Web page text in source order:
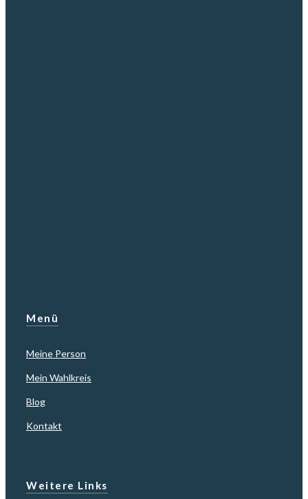
Menü
Meine Person
Mein Wahlkreis
Blog
Kontakt
Weitere Links